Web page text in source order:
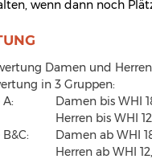
wenn dann noch
Damen und
in 3 Gruppen:
Gruppe A: 		Damen
Herren bis WHI
Gruppe B&C:	Damen
Herren ab WHI